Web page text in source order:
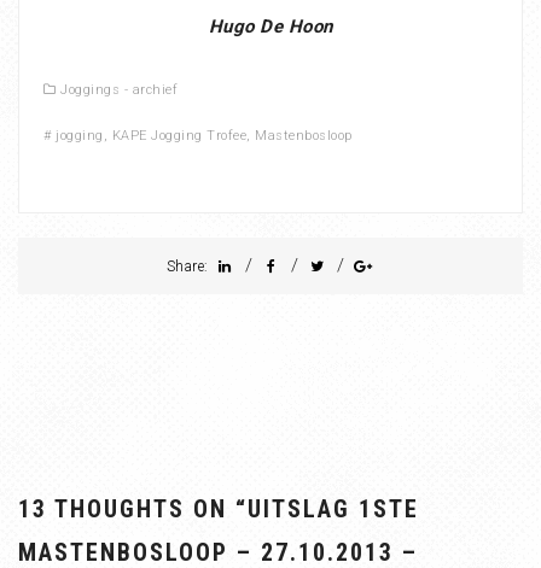
Hugo De Hoon
Joggings - archief
# jogging KAPE Jogging Trofee Mastenbosloop
Share: / / /
13 THOUGHTS ON “UITSLAG 1STE
MASTENBOSLOOP – 27.10.2013 –